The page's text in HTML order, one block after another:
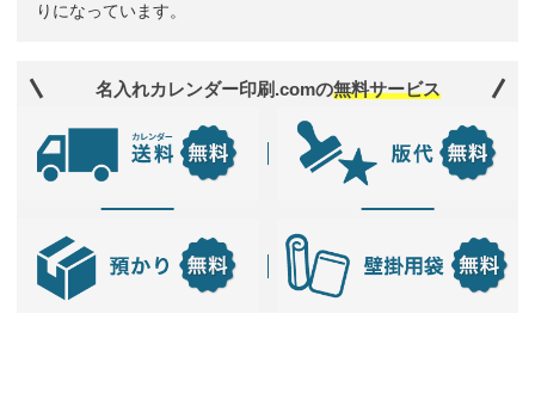
りになっています。
名入れカレンダー印刷.comの無料サービス